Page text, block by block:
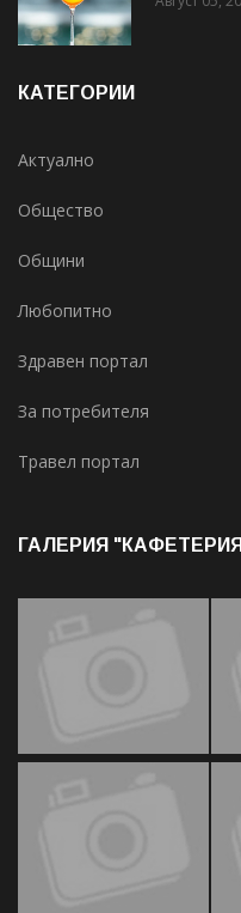
КАТЕГОРИИ
Актуално
Общество
Общини
Любопитно
Здравен портал
За потребителя
Травел портал
ГАЛЕРИЯ